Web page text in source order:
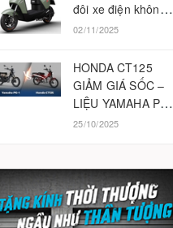
đôi xe điện không
cần bằng lái
02/11/2025
HONDA CT125
GIẢM GIÁ SỐC –
LIỆU YAMAHA PG-
1 CÓ BỊ ẢNH
25/10/2025